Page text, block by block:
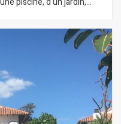
Au rez-de-chaussée,
salle à manger donnant
une cuisine
avec barbecue et
avons une chambre
dont une en suite, et une